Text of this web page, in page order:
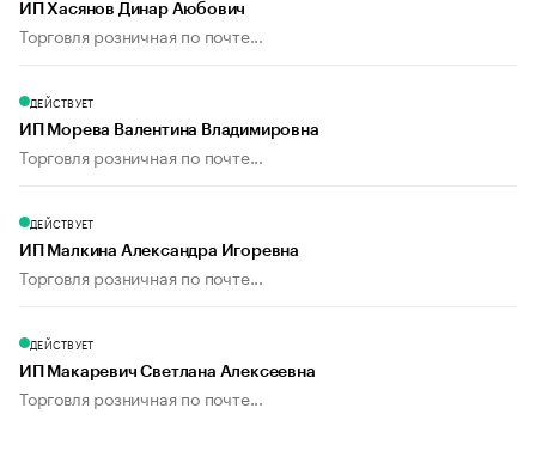
ИП Хасянов Динар Аюбович
Торговля розничная по почте...
ДЕЙСТВУЕТ
ИП Морева Валентина Владимировна
Торговля розничная по почте...
ДЕЙСТВУЕТ
ИП Малкина Александра Игоревна
Торговля розничная по почте...
ДЕЙСТВУЕТ
ИП Макаревич Светлана Алексеевна
Торговля розничная по почте...